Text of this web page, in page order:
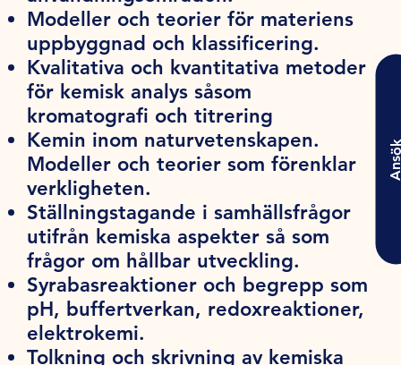
Modeller och teorier för materiens
uppbyggnad och klassificering.
Kvalitativa och kvantitativa metoder
för kemisk analys såsom
kromatografi och titrering
Kemin inom naturvetenskapen.
Modeller och teorier som förenklar
verkligheten.
Ställningstagande i samhällsfrågor
utifrån kemiska aspekter så som
frågor om hållbar utveckling.
Syrabasreaktioner och begrepp som
pH, buffertverkan, redoxreaktioner,
elektrokemi.
Tolkning och skrivning av kemiska